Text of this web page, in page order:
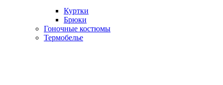
Куртки
Брюки
Гоночные костюмы
Термобелье